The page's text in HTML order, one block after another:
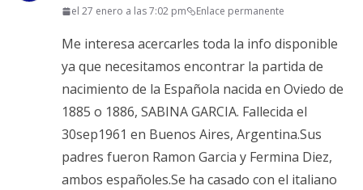
el 27 enero a las 7:02 pm Enlace permanente
Me interesa acercarles toda la info disponible
ya que necesitamos encontrar la partida de
nacimiento de la Española nacida en Oviedo de
1885 o 1886, SABINA GARCIA. Fallecida el
30sep1961 en Buenos Aires, Argentina.Sus
padres fueron Ramon Garcia y Fermina Diez,
ambos españoles.Se ha casado con el italiano